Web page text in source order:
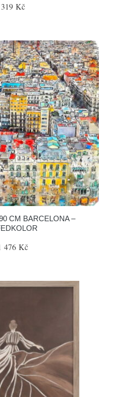
319 Kč
CM BARCELONA –
476 Kč